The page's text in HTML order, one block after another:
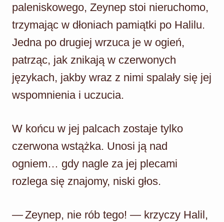
paleniskowego, Zeynep stoi nieruchomo,
trzymając w dłoniach pamiątki po Halilu.
Jedna po drugiej wrzuca je w ogień,
patrząc, jak znikają w czerwonych
językach, jakby wraz z nimi spalały się jej
wspomnienia i uczucia.
W końcu w jej palcach zostaje tylko
czerwona wstążka. Unosi ją nad
ogniem… gdy nagle za jej plecami
rozlega się znajomy, niski głos.
— Zeynep, nie rób tego! — krzyczy Halil,